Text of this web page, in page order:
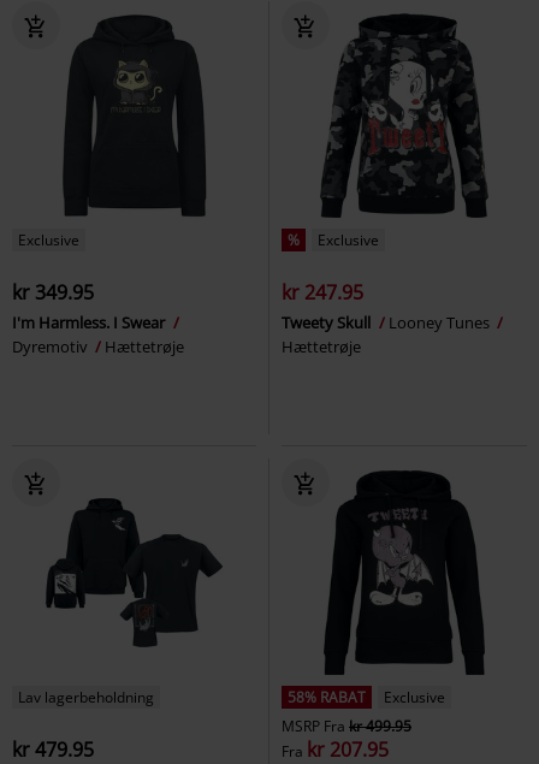
Exclusive
kr 349.95
I'm Harmless. I Swear
Dyremotiv
Hættetrøje
% Exclusive
kr 247.95
Tweety Skull
Looney Tunes
Hættetrøje
Lav lagerbeholdning
kr 479.95
58% RABAT
Exclusive
MSRP Fra kr 499.95
Fra kr 207.95